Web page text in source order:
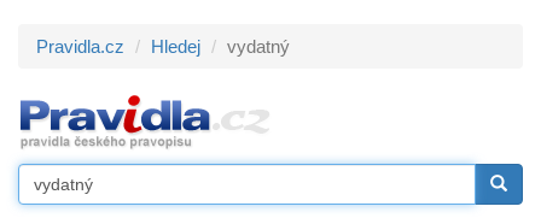
Pravidla.cz Hledej vydatný